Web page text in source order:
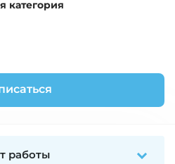
категория
работы